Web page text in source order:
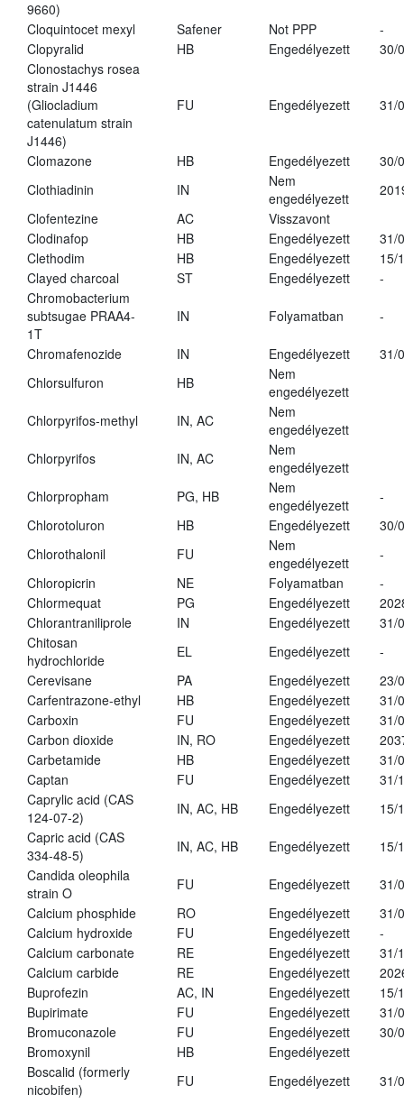
9660)
Cloquintocet mexyl Safener Not PPP
-
Clopyralid
HB Engedélyezett
30/
Clonostachys rosea
strain J1446
(Gliocladium
catenulatum strain
J1446)
FU Engedélyezett 31/
Clomazone HB Engedélyezett
30/
Clothiadinin
IN
Nem
engedélyezett
Clofentezine
AC
Visszavont
Clodinafop
HB Engedélyezett
31/
Clethodim
HB Engedélyezett
15/
Clayed charcoal
ST Engedélyezett
-
Chromobacterium
subtsugae PRAA4-
1T
IN Folyamatban -
Chromafenozide IN Engedélyezett
31/
Chlorsulfuron
HB
Nem
engedélyezett
Chlorpyrifos-methyl
IN, AC
Nem
engedélyezett
Chlorpyrifos
IN, AC
Nem
engedélyezett
Chlorpropham
PG, HB
Nem
engedélyezett
-
Chlorotoluron
HB Engedélyezett
30/
Chlorothalonil
FU
Nem
engedélyezett
-
Chloropicrin
NE Folyamatban
-
Chlormequat
PG Engedélyezett
Chlorantraniliprole
IN Engedélyezett
31/
Chitosan
hydrochloride
EL Engedélyezett
-
Cerevisane
PA Engedélyezett
23/
Carfentrazone-ethyl
HB Engedélyezett
31/
Carboxin
FU Engedélyezett
31/
Carbon dioxide
IN, RO Engedélyezett
Carbetamide
HB Engedélyezett
31/
Captan
FU Engedélyezett
31/
Caprylic acid (CAS
124-07-2)
IN, AC, HB Engedélyezett
15/
Capric acid (CAS
334-48-5)
IN, AC, HB Engedélyezett
15/
Candida oleophila
strain O
FU Engedélyezett
31/
Calcium phosphide
RO Engedélyezett
31/
Calcium hydroxide
FU Engedélyezett
-
Calcium carbonate
RE Engedélyezett
31/
Calcium carbide
RE Engedélyezett
Buprofezin
AC, IN Engedélyezett
15/
Bupirimate
FU Engedélyezett
31/
Bromuconazole
FU Engedélyezett
30/
Bromoxynil
HB
Engedélyezett
Boscalid (formerly
nicobifen)
FU Engedélyezett
31/